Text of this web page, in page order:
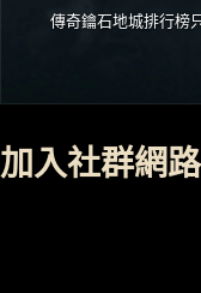
傳奇鑰石地城排行榜
加入社群網路